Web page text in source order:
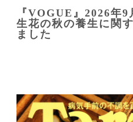
『VOGUE』2026年
生花の秋の養生に関
ました